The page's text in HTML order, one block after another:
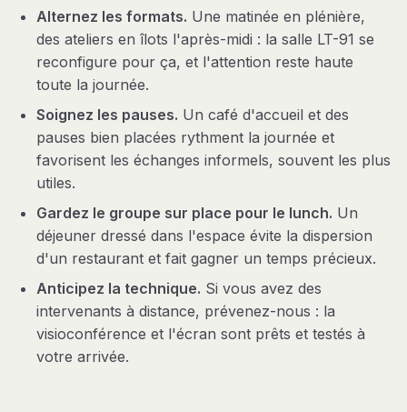
Alternez les formats. Une matinée en plénière,
des ateliers en îlots l'après-midi : la salle LT-91 se
reconfigure pour ça, et l'attention reste haute
toute la journée.
Soignez les pauses. Un café d'accueil et des
pauses bien placées rythment la journée et
favorisent les échanges informels, souvent les plus
utiles.
Gardez le groupe sur place pour le lunch. Un
déjeuner dressé dans l'espace évite la dispersion
d'un restaurant et fait gagner un temps précieux.
Anticipez la technique. Si vous avez des
intervenants à distance, prévenez-nous : la
visioconférence et l'écran sont prêts et testés à
votre arrivée.